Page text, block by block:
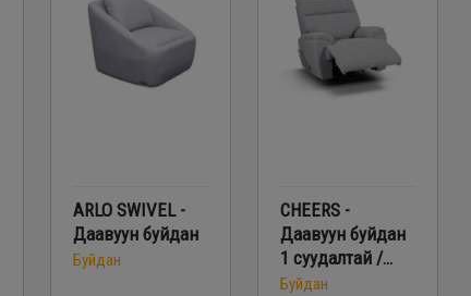
ARLO SWIVEL -
Даавуун буйдан
Буйдан
CHEERS -
Даавуун буйдан
1 суудалтай /
Олон Үйлдэлт/
Буйдан